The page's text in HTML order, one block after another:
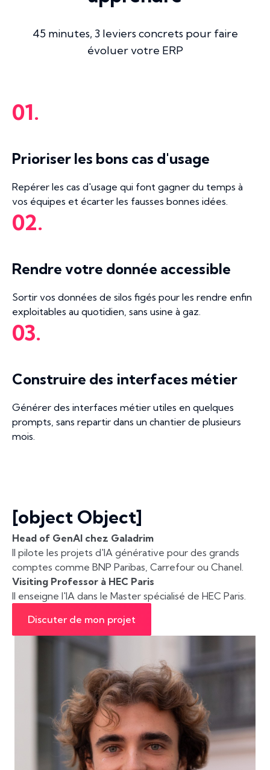
45 minutes, 3 leviers concrets pour faire
évoluer votre ERP
01.
Prioriser les bons cas d'usage
Repérer les cas d'usage qui font gagner du temps à
vos équipes et écarter les fausses bonnes idées.
02.
Rendre votre donnée accessible
Sortir vos données de silos figés pour les rendre enfin
exploitables au quotidien, sans usine à gaz.
03.
Construire des interfaces métier
Générer des interfaces métier utiles en quelques
prompts, sans repartir dans un chantier de plusieurs
mois.
[object Object]
Head of GenAI chez Galadrim
Il pilote les projets d'IA générative pour des grands
comptes comme BNP Paribas, Carrefour ou Chanel.
Visiting Professor à HEC Paris
Il enseigne l'IA dans le Master spécialisé de HEC Paris.
Discuter de mon projet